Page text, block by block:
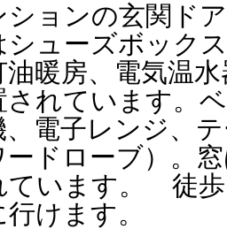
ョンの玄関ド
シューズボック
油暖房、電気温
されています。
、電子レンジ、
ードローブ）。
ています。 徒
けます。